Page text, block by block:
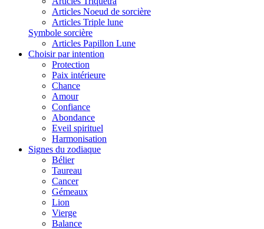
Articles Noeud de sorcière
Articles Triple lune
Symbole sorcière
Articles Papillon Lune
Choisir par intention
Protection
Paix intérieure
Chance
Amour
Confiance
Abondance
Eveil spirituel
Harmonisation
Signes du zodiaque
Bélier
Taureau
Cancer
Gémeaux
Lion
Vierge
Balance